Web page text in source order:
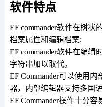
软件特点
EF commander软件在树
档案属性和编辑档案;
EF commander软件在编
字符串加以取代。
EF Commander可以使用
器，内部编辑器支持多国
EF Commander操作十分